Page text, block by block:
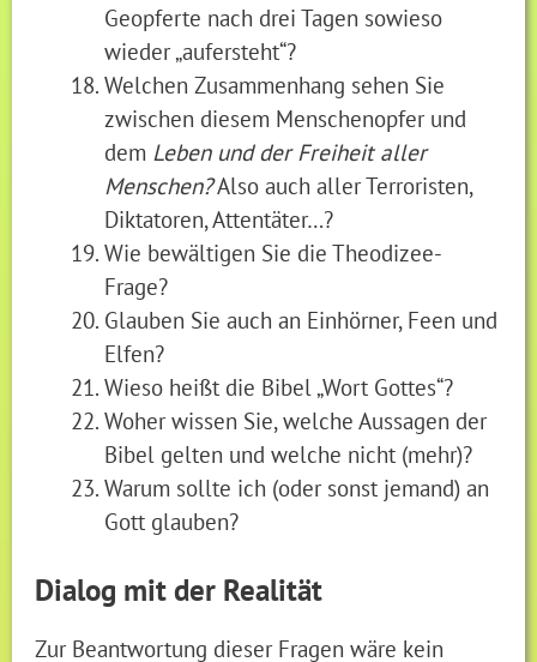
Geopferte nach drei Tagen sowieso
wieder „aufersteht“?
Welchen Zusammenhang sehen Sie
zwischen diesem Menschenopfer und
dem Leben und der Freiheit aller
Menschen?Also auch aller Terroristen,
Diktatoren, Attentäter…?
Wie bewältigen Sie die Theodizee-
Frage?
Glauben Sie auch an Einhörner, Feen und
Elfen?
Wieso heißt die Bibel „Wort Gottes“?
Woher wissen Sie, welche Aussagen der
Bibel gelten und welche nicht (mehr)?
Warum sollte ich (oder sonst jemand) an
Gott glauben?
Dialog mit der Realität
Zur Beantwortung dieser Fragen wäre kein